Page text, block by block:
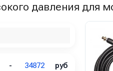
давления для
- 34872 руб